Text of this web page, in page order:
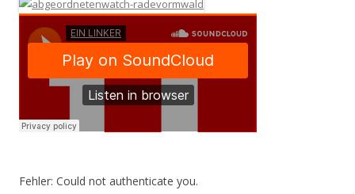
Fehler: Could not authenticate you.